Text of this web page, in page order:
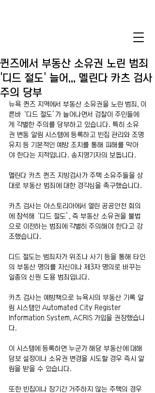
퀸즈에서 부동산 소유권 노린 범죄
'디드 절도' 늘어,,, 멜린다 카츠 검사
주의 당부
뉴욕 퀸즈 지역에서 부동산 소유권을 노린 범죄, 이
른바 ‘디드 절도’가 늘어나면서 검찰이 주민들에
게 각별한 주의를 당부하고 있습니다. 특히 소유
권 변동 알림 시스템에 등록하고 빈집 관리와 조명
유지 등 기본적인 예방 조치를 통해 피해를 막아
야 한다는 지적입니다. 송지영기자의 보돕니다.
멜린다 카츠 퀸즈 지방검사가 주택 소유주들을 상
대로 부동산 범죄에 대한 경각심을 촉구했습니다.
카츠 검사는 아스토리아에서 열린 공공안전 회의
에 참석해 ‘디드 절도’, 즉 부동산 소유권을 불법
으로 이전하는 범죄에 각별히 주의해야 한다고 강
조했습니다.
디드 절도는 범죄자가 위조나 사기 등을 통해 타인
의 부동산 명의를 자신이나 제3자 명의로 바꾸는
일종의 신원 도용 범죄입니다.
카츠 검사는 예방책으로 뉴욕시의 부동산 기록 알
림 시스템인 Automated City Register
Information System, ACRIS 가입을 권장했습니
다.
이 시스템에 등록하면 누군가 해당 부동산에 대해
담보 설정이나 소유권 변경을 시도할 경우 즉시 알
림을 받을 수 있습니다.
또한 빈집이나 장기간 거주하지 않는 주택의 경우